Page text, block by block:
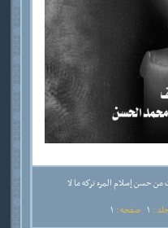
حسن إسلام المرء تركه ما لا
جلد : صفحه :